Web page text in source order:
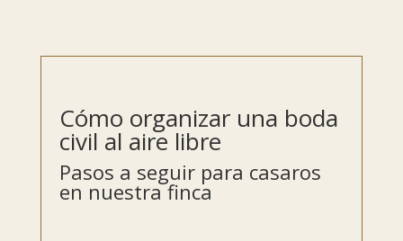
Cómo organizar una boda
civil al aire libre
Pasos a seguir para casaros
en nuestra finca